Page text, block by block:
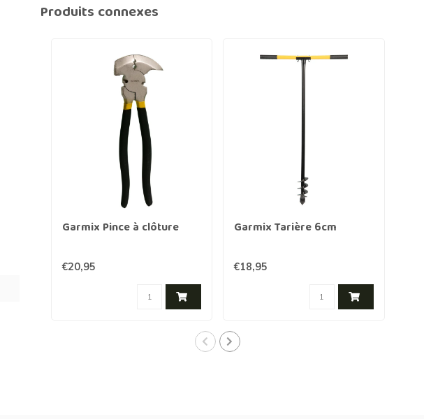
Produits connexes
Garmix Pince à clôture
€20,95
Garmix Tarière 6cm
€18,95